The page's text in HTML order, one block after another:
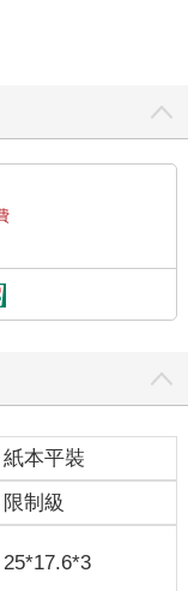
紙本平裝
限制級
25*17.6*3